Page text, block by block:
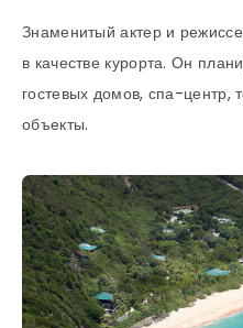
Знаменитый актер и
в качестве курорта. Он
гостевых домов, спа-центр,
объекты.